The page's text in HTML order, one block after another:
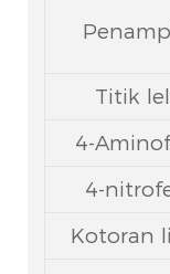
Titik
4-
4-
Kotoran